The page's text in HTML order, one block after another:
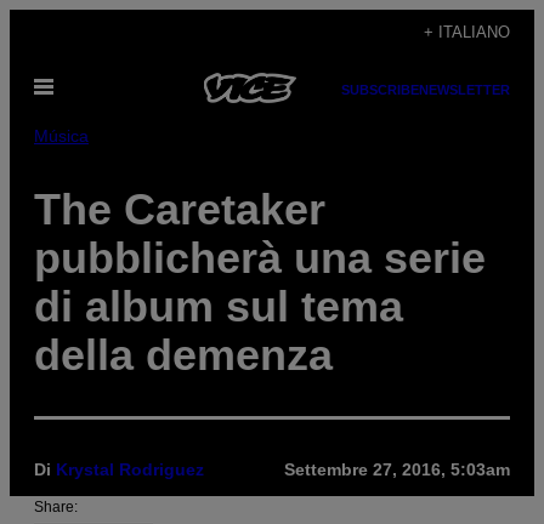
contenuto
+ ITALIANO
Apri
SUBSCRIBENEWSLETTER
Música
The Caretaker
pubblicherà una serie
di album sul tema
della demenza
Di Krystal Rodriguez Settembre 27, 2016, 5:03am
Share: